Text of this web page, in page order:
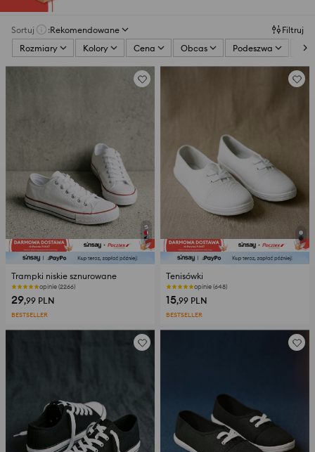
Sortuj :Rekomendowane
Filtruj
Rozmiary
Kolory Cena Obcas Podeszwa
Trampki niskie sznurowane
opinie (2266)
29,99 PLN
BESTSELLER
Tenisówki
opinie (648)
15,99 PLN
BESTSELLER